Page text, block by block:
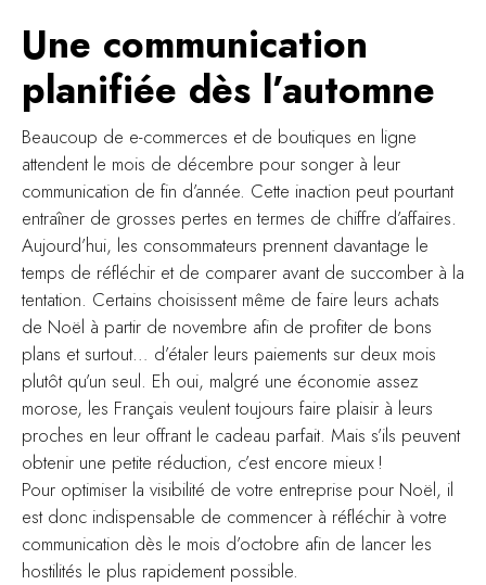
Une communication
planifiée dès l’automne
Beaucoup de e-commerces et de boutiques en ligne
attendent le mois de décembre pour songer à leur
communication de fin d’année. Cette inaction peut pourtant
entraîner de grosses pertes en termes de chiffre d’affaires.
Aujourd’hui, les consommateurs prennent davantage le
temps de réfléchir et de comparer avant de succomber à la
tentation. Certains choisissent même de faire leurs achats
de Noël à partir de novembre afin de profiter de bons
plans et surtout… d’étaler leurs paiements sur deux mois
plutôt qu’un seul. Eh oui, malgré une économie assez
morose, les Français veulent toujours faire plaisir à leurs
proches en leur offrant le cadeau parfait. Mais s’ils peuvent
obtenir une petite réduction, c’est encore mieux !
Pour optimiser la visibilité de votre entreprise pour Noël, il
est donc indispensable de commencer à réfléchir à votre
communication dès le mois d’octobre afin de lancer les
hostilités le plus rapidement possible.